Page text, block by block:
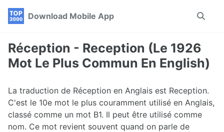
Skip
navigation
Skip
Skip
Download Mobile App
Toggle
Réception - Reception (Le 1926
Mot Le Plus Commun En English)
La traduction de Réception en Anglais est Reception.
C'est le 10e mot le plus couramment utilisé en Anglais,
classé comme un mot B1. Il peut être utilisé comme
nom. Ce mot revient souvent quand on parle de